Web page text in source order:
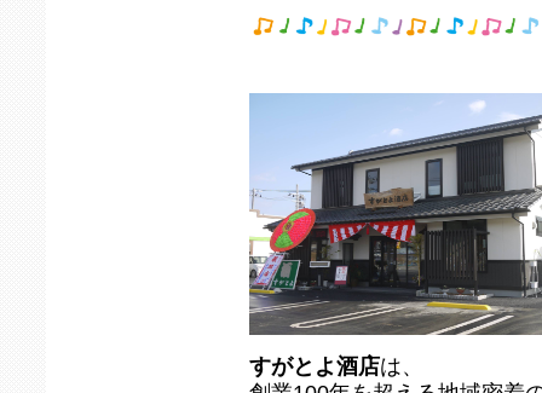
すがとよ酒店は、